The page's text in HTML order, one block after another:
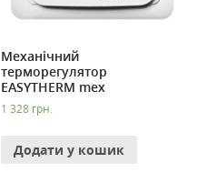
Механічний
терморегулятор
EASYTHERM mex
1 328 грн.
Додати у кошик